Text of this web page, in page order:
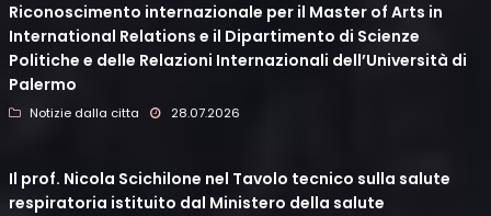
Riconoscimento internazionale per il Master of Arts in
International Relations e il Dipartimento di Scienze
Politiche e delle Relazioni Internazionali dell’Università di
Palermo
Notizie dalla citta 28.07.2026
Il prof. Nicola Scichilone nel Tavolo tecnico sulla salute
respiratoria istituito dal Ministero della salute